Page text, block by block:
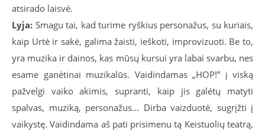
atsirado laisvė.
Lyja: Smagu tai, kad turime ryškius personažus, su kuriais,
kaip Urtė ir sakė, galima žaisti, ieškoti, improvizuoti. Be to,
yra muzika ir dainos, kas mūsų kursui yra labai svarbu, nes
esame ganėtinai muzikalūs. Vaidindamas „HOP!” į viską
pažvelgi vaiko akimis, supranti, kaip jis galėtų matyti
spalvas, muziką, personažus… Dirba vaizduotė, sugrįžti į
vaikystę. Vaidindama aš pati prisimenu tą Keistuolių teatrą,